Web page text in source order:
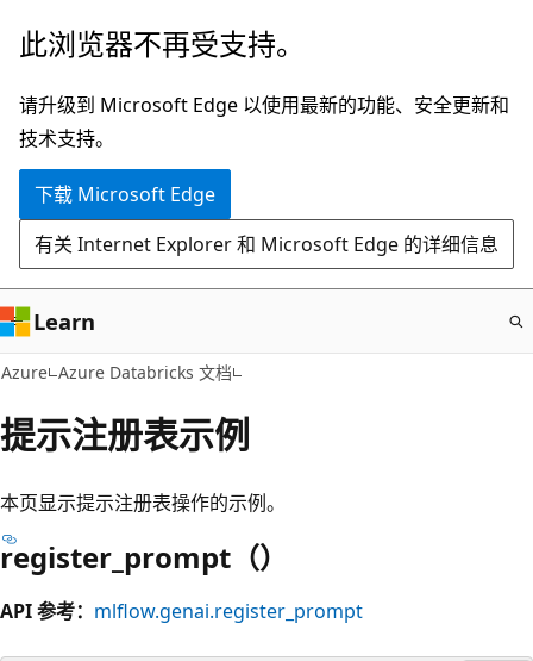
跳
主
要
内
此浏览器不再受支持。
请升级到 Microsoft Edge 以使用最新的功能、安全更新和
技术支持。
下载 Microsoft Edge
有关 Internet Explorer 和 Microsoft Edge 的详细信息
Learn
Azure Azure Databricks 文档
提示注册表示例
本页显示提示注册表操作的示例。
register_prompt（）
API 参考： mlflow.genai.register_prompt